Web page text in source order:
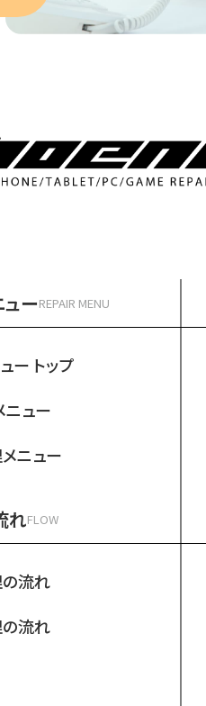
ーREPAIR MENU
ー トップ
ュー
ニュー
れFLOW
流れ
流れ